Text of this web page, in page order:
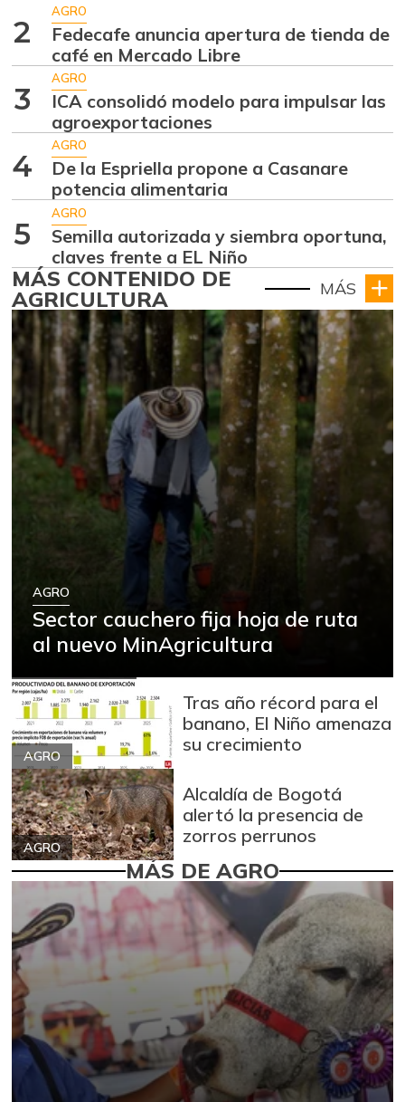
2
AGRO
Fedecafe anuncia apertura de tienda de
café en Mercado Libre
3
AGRO
ICA consolidó modelo para impulsar las
agroexportaciones
4
AGRO
De la Espriella propone a Casanare
potencia alimentaria
5
AGRO
Semilla autorizada y siembra oportuna,
claves frente a EL Niño
MÁS CONTENIDO DE
AGRICULTURA MÁS
AGRO
Sector cauchero fija hoja de ruta
al nuevo MinAgricultura
AGRO
Tras año récord para el
banano, El Niño amenaza
su crecimiento
AGRO
Alcaldía de Bogotá
alertó la presencia de
zorros perrunos
MÁS DE AGRO